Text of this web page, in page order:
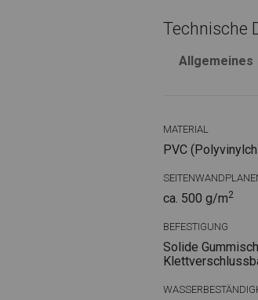
Technische
Allgemeines
MATERIAL
PVC
ca. 500 g/m2
BEFESTIGUNG
Solide